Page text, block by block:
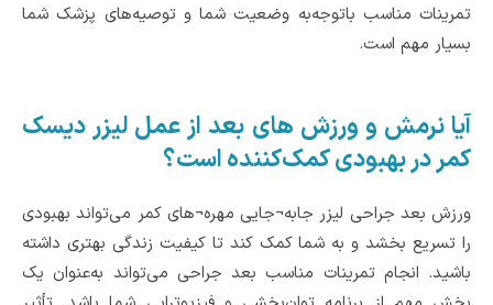
تمرینات مناسب باتوجه‌به وضعیت شما و توصیه‌های پزشک شما
بسیار مهم است.
آیا نرمش و ورزش های بعد از عمل لیزر دیسک
کمر در بهبودی کمک‌کننده است؟
ورزش بعد جراحی لیزر جابه¬جایی مهره¬های کمر می‌تواند بهبودی
را تسریع بخشد و به شما کمک کند تا کیفیت زندگی بهتری داشته
باشید. انجام تمرینات مناسب بعد جراحی می‌تواند به‌عنوان یک